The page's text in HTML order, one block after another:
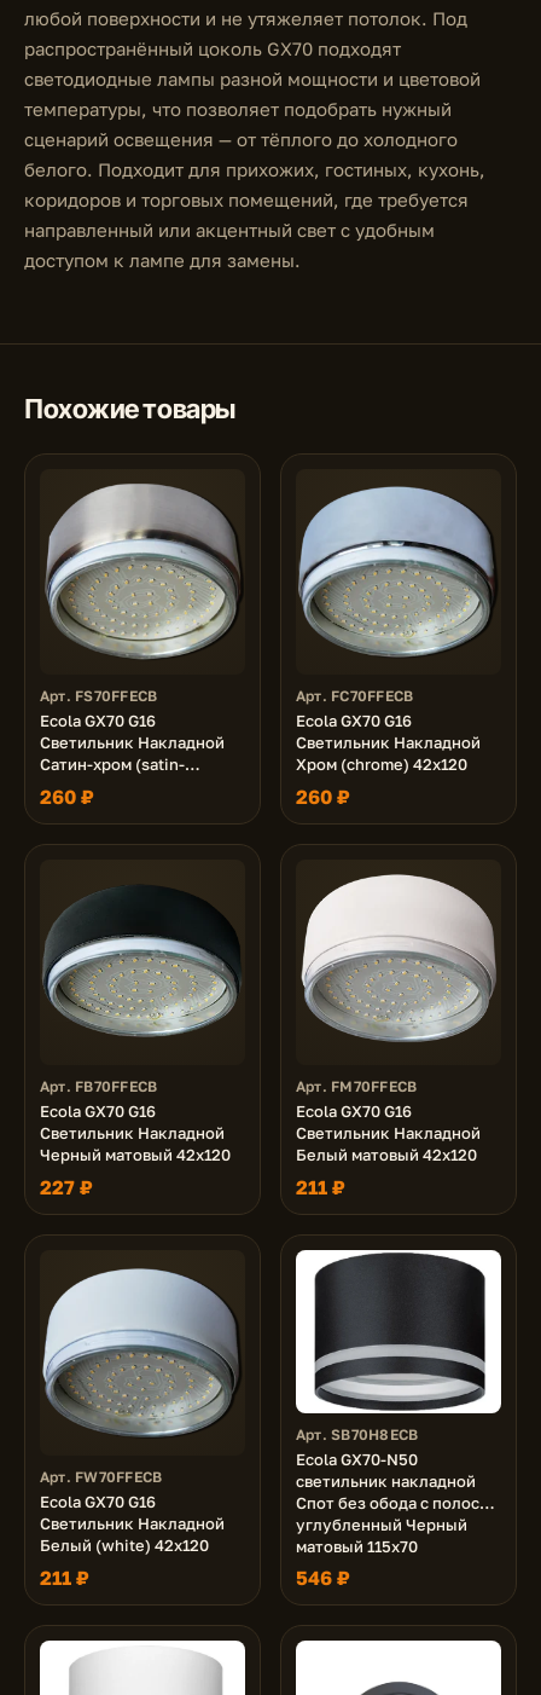
любой поверхности и не утяжеляет потолок. Под
распространённый цоколь GX70 подходят
светодиодные лампы разной мощности и цветовой
температуры, что позволяет подобрать нужный
сценарий освещения — от тёплого до холодного
белого. Подходит для прихожих, гостиных, кухонь,
коридоров и торговых помещений, где требуется
направленный или акцентный свет с удобным
доступом к лампе для замены.
Похожие товары
Арт. FS70FFECB
Ecola GX70 G16
Светильник Накладной
Сатин-хром (satin-
chrome) 42x120
260 ₽
Арт. FC70FFECB
Ecola GX70 G16
Светильник Накладной
Хром (chrome) 42x120
260 ₽
Арт. FB70FFECB
Ecola GX70 G16
Светильник Накладной
Черный матовый 42x120
227 ₽
Арт. FM70FFECB
Ecola GX70 G16
Светильник Накладной
Белый матовый 42x120
211 ₽
Арт. FW70FFECB
Ecola GX70 G16
Светильник Накладной
Белый (white) 42x120
211 ₽
Арт. SB70H8ECB
Ecola GX70-N50
светильник накладной
Спот без обода с полосой
углубленный Черный
матовый 115х70
546 ₽